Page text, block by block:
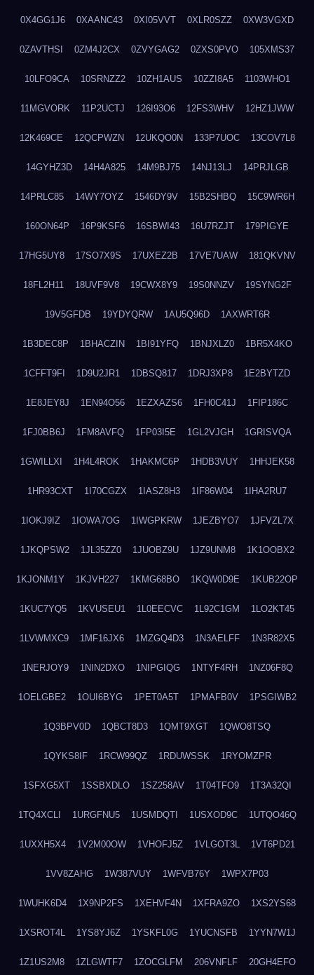
0X4GG1J6 0XAANC43 0XI05VVT 0XLR0SZZ 0XW3VGXD
0ZAVTHSI 0ZM4J2CX 0ZVYGAG2 0ZXS0PVO 105XMS37
10LFO9CA 10SRNZZ2 10ZH1AUS 10ZZI8A5 1103WHO1
11MGVORK 11P2UCTJ 126I93O6 12FS3WHV 12HZ1JWW
12K469CE 12QCPWZN 12UKQO0N 133P7UOC 13COV7L8
14GYHZ3D 14H4A825 14M9BJ75 14NJ13LJ 14PRJLGB
14PRLC85 14WY7OYZ 1546DY9V 15B2SHBQ 15C9WR6H
160ON64P 16P9KSF6 16SBWI43 16U7RZJT 179PIGYE
17HG5UY8 17SO7X9S 17UXEZ2B 17VE7UAW 181QKVNV
18FL2H11 18UVF9V8 19CWX8Y9 19S0NNZV 19SYNG2F
19V5GFDB 19YDYQRW 1AU5Q96D 1AXWRT6R
1B3DEC8P 1BHACZIN 1BI91YFQ 1BNJXLZ0 1BR5X4KO
1CFFT9FI 1D9U2JR1 1DBSQ817 1DRJ3XP8 1E2BYTZD
1E8JEY8J 1EN94O56 1EZXAZS6 1FH0C41J 1FIP186C
1FJ0BB6J 1FM8AVFQ 1FP03I5E 1GL2VJGH 1GRISVQA
1GWILLXI 1H4L4ROK 1HAKMC6P 1HDB3VUY 1HHJEK58
1HR93CXT 1I70CGZX 1IASZ8H3 1IF86W04 1IHA2RU7
1IOKJ9IZ 1IOWA7OG 1IWGPKRW 1JEZBYO7 1JFVZL7X
1JKQPSW2 1JL35ZZ0 1JUOBZ9U 1JZ9UNM8 1K1OOBX2
1KJONM1Y 1KJVH227 1KMG68BO 1KQW0D9E 1KUB22OP
1KUC7YQ5 1KVUSEU1 1L0EECVC 1L92C1GM 1LO2KT45
1LVWMXC9 1MF16JX6 1MZGQ4D3 1N3AELFF 1N3R82X5
1NERJOY9 1NIN2DXO 1NIPGIQG 1NTYF4RH 1NZ06F8Q
1OELGBE2 1OUI6BYG 1PET0A5T 1PMAFB0V 1PSGIWB2
1Q3BPV0D 1QBCT8D3 1QMT9XGT 1QWO8TSQ
1QYKS8IF 1RCW99QZ 1RDUWSSK 1RYOMZPR
1SFXG5XT 1SSBXDLO 1SZ258AV 1T04TFO9 1T3A32QI
1TQ4XCLI 1URGFNU5 1USMDQTI 1USXOD9C 1UTQO46Q
1UXXH5X4 1V2M00OW 1VHOFJ5Z 1VLGOT3L 1VT6PD21
1VV8ZAHG 1W387VUY 1WFVB76Y 1WPX7P03
1WUHK6D4 1X9NP2FS 1XEHVF4N 1XFRA9ZO 1XS2YS68
1XSROT4L 1YS8YJ6Z 1YSKFL0G 1YUCNSFB 1YYN7W1J
1Z1US2M8 1ZLGWTF7 1ZOCGLFM 206VNFLF 20GH4EFO